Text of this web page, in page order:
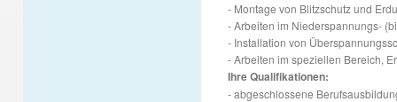
- Montage von Blitzschutz und
- Arbeiten im Niederspannungs-
- Installation von
- Arbeiten im speziellen Bereich,
Ihre Qualifikationen:
- abgeschlossene